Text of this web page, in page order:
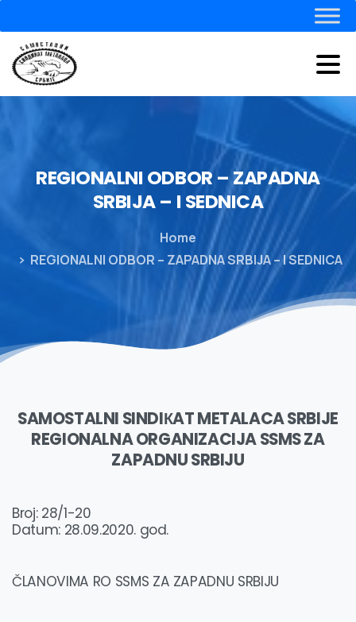
REGIONALNI ODBOR–ZAPADNA
SRBIJA– I SEDNICA
Home
REGIONALNI ODBOR – ZAPADNA SRBIJA – I SEDNICA
SAMOSTALNI SINDIКAT METALACA SRBIJE
REGIONALNA ORGANIZACIJA SSMS ZA
ZAPADNU SRBIJU
Broj: 28/1-20
Datum: 28.09.2020. god.
ČLANOVIMA RO SSMS ZA ZAPADNU SRBIJU